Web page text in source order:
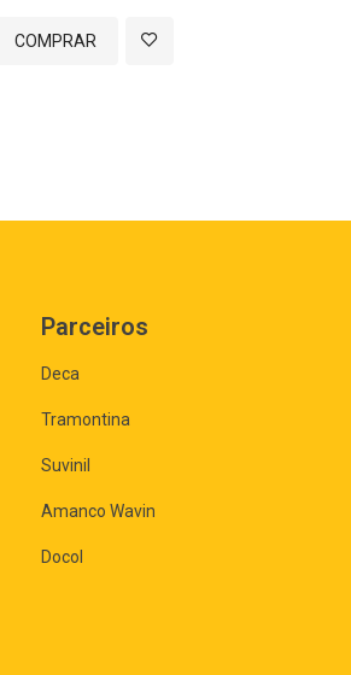
COMPRAR
Parceiros
Deca
Tramontina
Suvinil
Amanco Wavin
Docol